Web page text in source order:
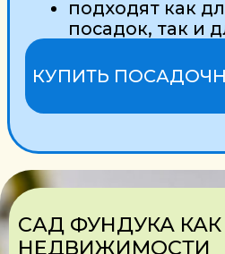
ЭТОТ АСПЕКТ ДАЕТ ЕЩЕ ОДНО
РАЗВИТИЯ ФУНДУКОВОДСТВА
В РЕГИОНАХ БОЛЕЕ
СЕВЕРНОГО РАСПОЛОЖЕНИЯ,
ЧТО РАНЕЕ КАЗАЛОСЬ
НЕДОСТУПНЫМ
!